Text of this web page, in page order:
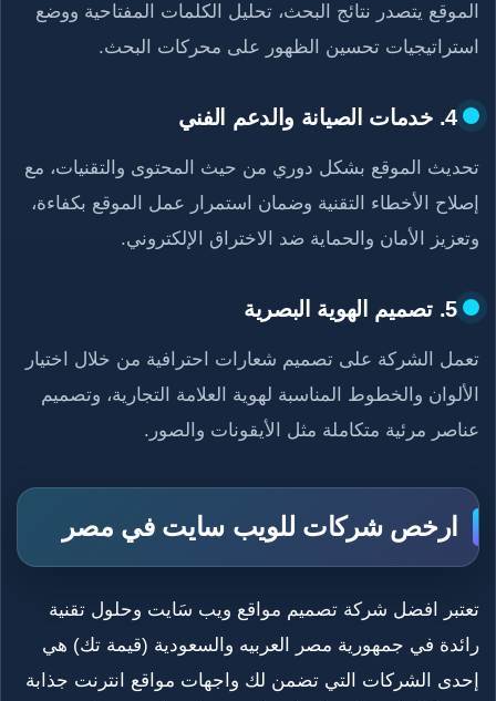
الموقع يتصدر نتائج البحث، تحليل الكلمات المفتاحية ووضع
استراتيجيات تحسين الظهور على محركات البحث.
4. خدمات الصيانة والدعم الفني
تحديث الموقع بشكل دوري من حيث المحتوى والتقنيات، مع
إصلاح الأخطاء التقنية وضمان استمرار عمل الموقع بكفاءة،
وتعزيز الأمان والحماية ضد الاختراق الإلكتروني.
5. تصميم الهوية البصرية
تعمل الشركة على تصميم شعارات احترافية من خلال اختيار
الألوان والخطوط المناسبة لهوية العلامة التجارية، وتصميم
عناصر مرئية متكاملة مثل الأيقونات والصور.
ارخص شركات للويب سايت في مصر
تعتبر افضل شركة تصميم مواقع ويب سَايت وحلول تقنية
رائدة في جمهورية مصر العربيه والسعودية (قيمة تك) هي
إحدى الشركات التي تضمن لك واجهات مواقع انترنت جذابة